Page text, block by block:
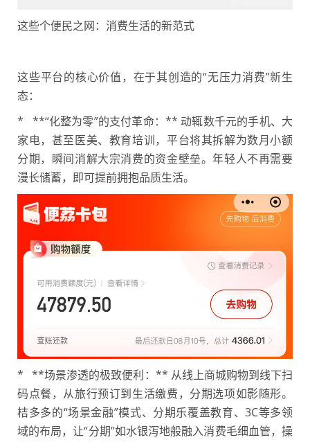
这些个便民之网：消费生活的新范式
这些平台的核心价值，在于其创造的“无压力消费”新生
态：
* **“化整为零”的支付革命：** 动辄数千元的手机、大
家电，甚至医美、教育培训，平台将其拆解为数月小额
分期，瞬间消解大宗消费的资金壁垒。年轻人不再需要
漫长储蓄，即可提前拥抱品质生活。
* **场景渗透的极致便利：** 从线上商城购物到线下扫
码点餐，从旅行预订到生活缴费，分期选项如影随形。
桔多多的“场景金融”模式、分期乐覆盖教育、3C等多领
域的布局，让“分期”如水银泻地般融入消费毛细血管，操